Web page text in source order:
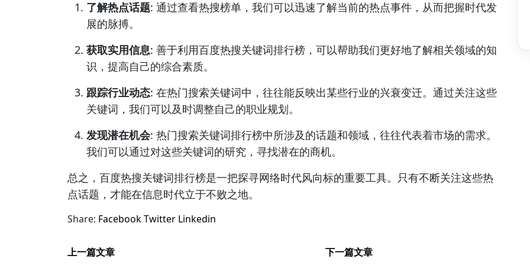
了解热点话题: 通过查看热搜榜单，我们可以迅速了解当前的热点事件，从而把握时代发
展的脉搏。
获取实用信息: 善于利用百度热搜关键词排行榜，可以帮助我们更好地了解相关领域的知
识，提高自己的综合素质。
跟踪行业动态: 在热门搜索关键词中，往往能反映出某些行业的兴衰变迁。通过关注这些
关键词，我们可以及时调整自己的职业规划。
发现潜在机会: 热门搜索关键词排行榜中所涉及的话题和领域，往往代表着市场的需求。
我们可以通过对这些关键词的研究，寻找潜在的商机。
总之，百度热搜关键词排行榜是一把探寻网络时代风向标的重要工具。只有不断关注这些热
点话题，才能在信息时代立于不败之地。
Share: FacebookTwitter Linkedin
上一篇文章 下一篇文章